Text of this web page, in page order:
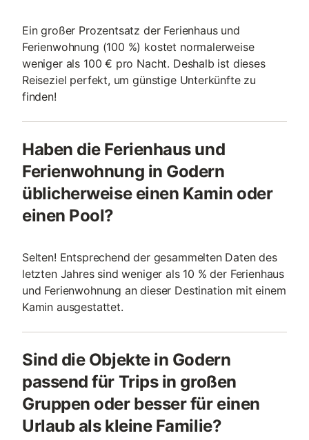
Ein großer Prozentsatz der Ferienhaus und
Ferienwohnung (100 %) kostet normalerweise
weniger als 100 € pro Nacht. Deshalb ist dieses
Reiseziel perfekt, um günstige Unterkünfte zu
finden!
Haben die Ferienhaus und
Ferienwohnung in Godern
üblicherweise einen Kamin oder
einen Pool?
Selten! Entsprechend der gesammelten Daten des
letzten Jahres sind weniger als 10 % der Ferienhaus
und Ferienwohnung an dieser Destination mit einem
Kamin ausgestattet.
Sind die Objekte in Godern
passend für Trips in großen
Gruppen oder besser für einen
Urlaub als kleine Familie?